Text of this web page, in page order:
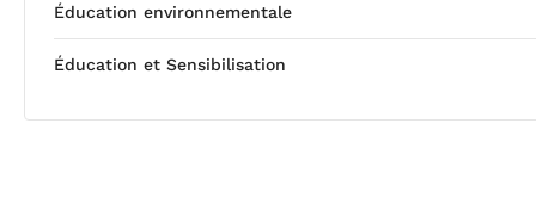
Éducation environnementale
Éducation et Sensibilisation